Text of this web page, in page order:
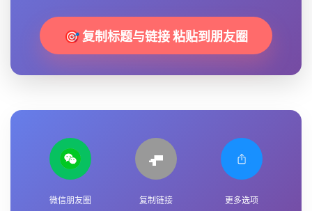
🎯 复制标题与链接 粘贴到朋友圈
微信朋友圈 复制链接 更多选项